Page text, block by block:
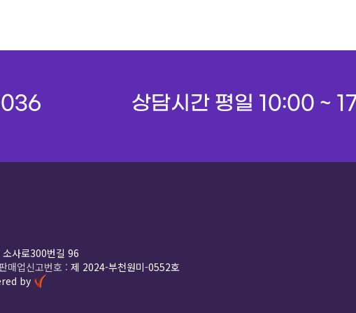
상담시간 평일 10:00 ~
사로300번길 96
매업신고번호 : 제 2024-부천원미-0552호
by